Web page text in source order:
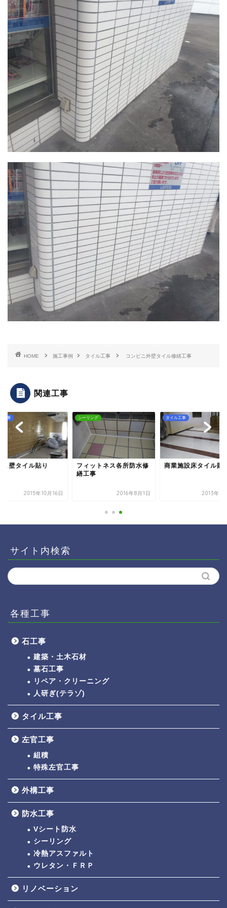
HOME 施工事例 タイル工事 コンビニ外壁タイル修繕工事
関連工事
工事
ェ壁タイル貼り
2015年10月16日
シーリング
フィットネス各所防水修
繕工事
2016年8月1日
タイル工事
商業施設床タイル貼
2013年11
サイト内検索
各種工事
石工事
建築・土木石材
墓石工事
リペア・クリーニング
人研ぎ(テラゾ)
タイル工事
左官工事
組積
特殊左官工事
外構工事
防水工事
Vシート防水
シーリング
冷熱アスファルト
ウレタン・ＦＲＰ
リノベーション